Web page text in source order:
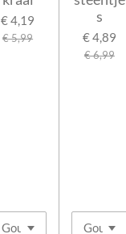
€ 4,19
€ 5,99
s
€ 4,89
€ 6,99